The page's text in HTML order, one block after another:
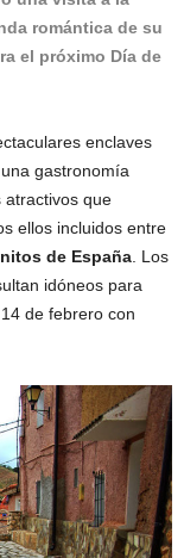
romántica de su
el próximo Día de
enclaves
gastronomía
atractivos que
ellos incluidos entre
de España . Los
idóneos para
de febrero con